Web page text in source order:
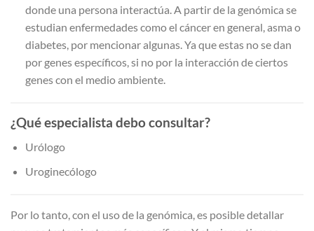
donde una persona interactúa. A partir de la genómica se
estudian enfermedades como el cáncer en general, asma o
diabetes, por mencionar algunas. Ya que estas no se dan
por genes específicos, si no por la interacción de ciertos
genes con el medio ambiente.
¿Qué especialista debo consultar?
Urólogo
Uroginecólogo
Por lo tanto, con el uso de la genómica, es posible detallar